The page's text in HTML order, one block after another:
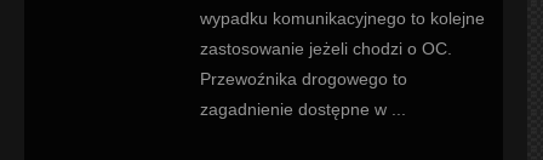
wypadku komunikacyjnego to kolejne
zastosowanie jeżeli chodzi o OC.
Przewoźnika drogowego to
zagadnienie dostępne w ...